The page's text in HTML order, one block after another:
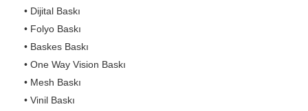
• Dijital Baskı
• Folyo Baskı
• Baskes Baskı
• One Way Vision Baskı
• Mesh Baskı
• Vinil Baskı